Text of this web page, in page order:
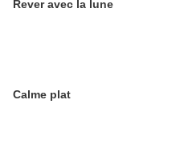
Rever avec la lune
Calme plat